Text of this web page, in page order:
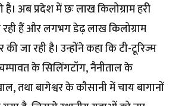
अब प्रदेश में छः लाख किलोग्राम हरी
रही हैं और लगभग डेढ़ लाख किलोग्राम
जा रही है। उन्होंने कहा कि टी-टूरिज्म
के सिलिंगटॉग, नैनीताल के
तथा बागेश्वर के कौसानी में चाय बागानों